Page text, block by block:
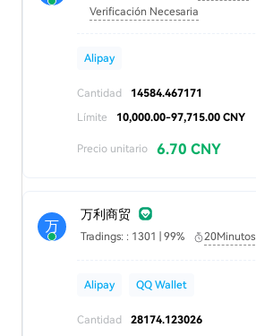
Verificación Necesaria
Alipay
Cantidad
14584.467171
Límite
10,000.00-97,715.00 CNY
Precio unitario 6.70 CNY
万
万利商贸
Tradings: : 1301 | 99% 20Minutos
Alipay QQ Wallet
Cantidad
28174.123026